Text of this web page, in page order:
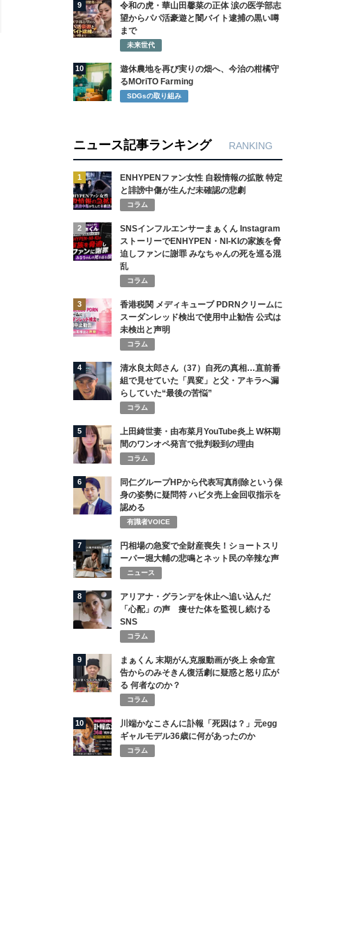
9
令和の虎・華山田馨菜の正体 涙の医学部志
望からパパ活豪遊と闇バイト逮捕の黒い噂
まで
未来世代
10
遊休農地を再び実りの畑へ、今治の柑橘守
るMOriTO Farming
SDGsの取り組み
ニュース記事ランキング RANKING
1
ENHYPENファン女性 自殺情報の拡散 特定
と誹謗中傷が生んだ未確認の悲劇
コラム
2
SNSインフルエンサーまぁくん Instagram
ストーリーでENHYPEN・NI-KIの家族を脅
迫しファンに謝罪 みなちゃんの死を巡る混
乱
コラム
3
香港税関 メディキューブ PDRNクリームに
スーダンレッド検出で使用中止勧告 公式は
未検出と声明
コラム
4
清水良太郎さん（37）自死の真相…直前番
組で見せていた「異変」と父・アキラへ漏
らしていた“最後の苦悩”
コラム
5
上田綺世妻・由布菜月YouTube炎上 W杯期
間のワンオペ発言で批判殺到の理由
コラム
6
同仁グループHPから代表写真削除という保
身の姿勢に疑問符 ハビタ売上金回収指示を
認める
有識者VOICE
7
円相場の急変で全財産喪失！ショートスリ
ーパー堀大輔の悲鳴とネット民の辛辣な声
ニュース
8
アリアナ・グランデを休止へ追い込んだ
「心配」の声 痩せた体を監視し続ける
SNS
コラム
9
まぁくん 末期がん克服動画が炎上 余命宣
告からのみそきん復活劇に疑惑と怒り広が
る 何者なのか？
コラム
10
川端かなこさんに訃報「死因は？」元egg
ギャルモデル36歳に何があったのか
コラム